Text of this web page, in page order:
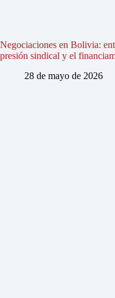
Negociaciones en Bolivia:
presión sindical y el
28 de mayo de 2026